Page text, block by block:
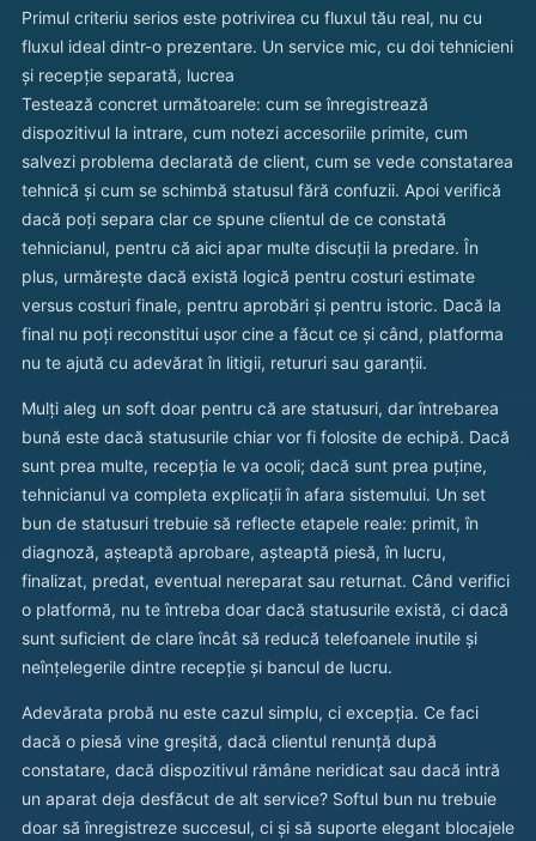
Primul criteriu serios este potrivirea cu fluxul tău real, nu cu
fluxul ideal dintr-o prezentare. Un service mic, cu doi tehnicieni
și recepție separată, lucrea
Testează concret următoarele: cum se înregistrează
dispozitivul la intrare, cum notezi accesoriile primite, cum
salvezi problema declarată de client, cum se vede constatarea
tehnică și cum se schimbă statusul fără confuzii. Apoi verifică
dacă poți separa clar ce spune clientul de ce constată
tehnicianul, pentru că aici apar multe discuții la predare. În
plus, urmărește dacă există logică pentru costuri estimate
versus costuri finale, pentru aprobări și pentru istoric. Dacă la
final nu poți reconstitui ușor cine a făcut ce și când, platforma
nu te ajută cu adevărat în litigii, retururi sau garanții.
Mulți aleg un soft doar pentru că are statusuri, dar întrebarea
bună este dacă statusurile chiar vor fi folosite de echipă. Dacă
sunt prea multe, recepția le va ocoli; dacă sunt prea puține,
tehnicianul va completa explicații în afara sistemului. Un set
bun de statusuri trebuie să reflecte etapele reale: primit, în
diagnoză, așteaptă aprobare, așteaptă piesă, în lucru,
finalizat, predat, eventual nereparat sau returnat. Când verifici
o platformă, nu te întreba doar dacă statusurile există, ci dacă
sunt suficient de clare încât să reducă telefoanele inutile și
neînțelegerile dintre recepție și bancul de lucru.
Adevărata probă nu este cazul simplu, ci excepția. Ce faci
dacă o piesă vine greșită, dacă clientul renunță după
constatare, dacă dispozitivul rămâne neridicat sau dacă intră
un aparat deja desfăcut de alt service? Softul bun nu trebuie
doar să înregistreze succesul, ci și să suporte elegant blocajele